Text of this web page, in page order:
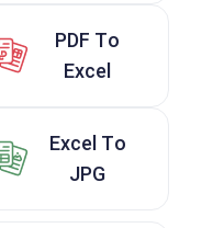
PDF To
Excel
Excel To
JPG